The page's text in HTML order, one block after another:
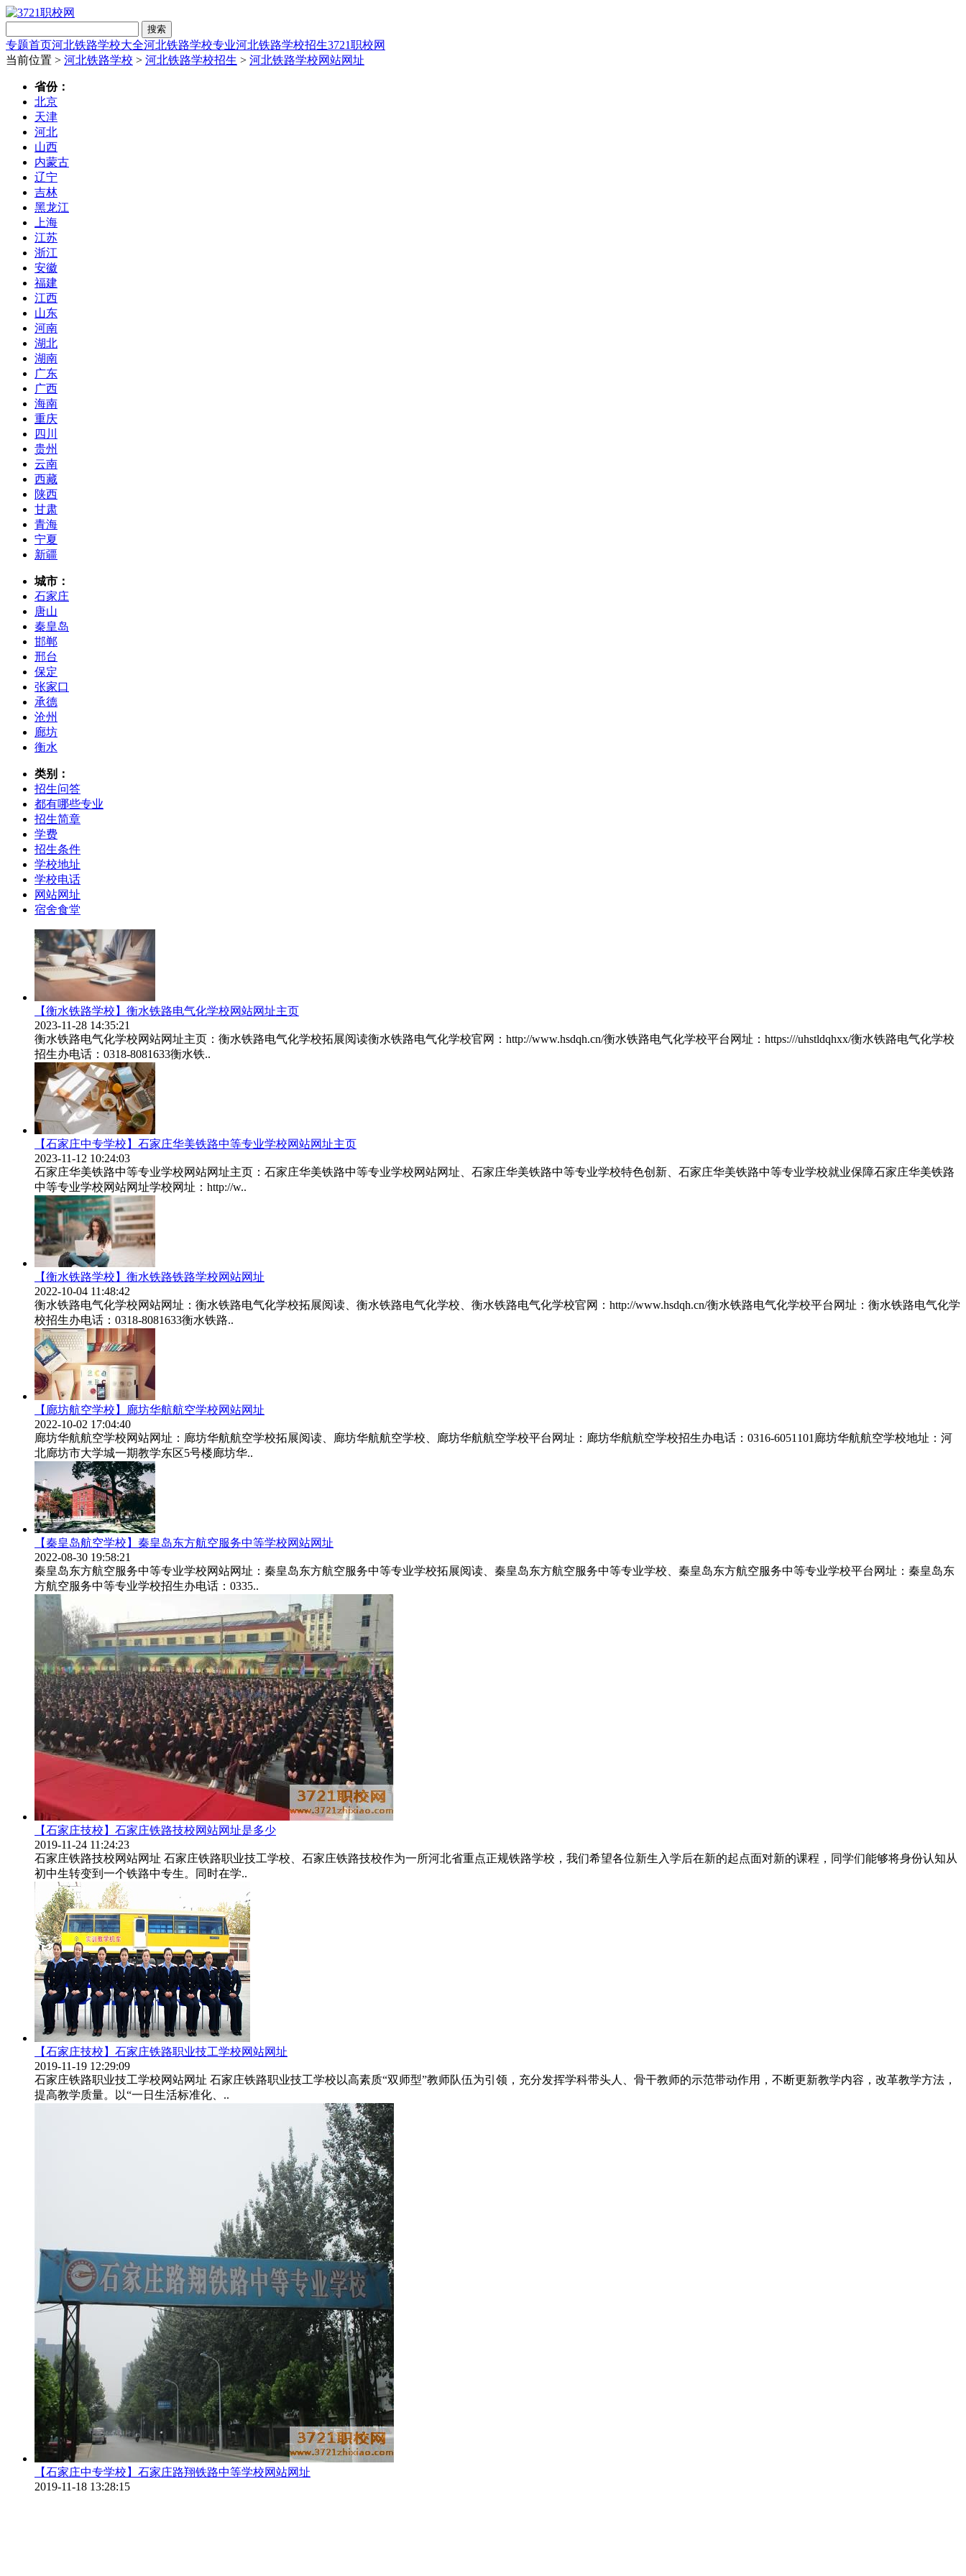
搜索
专题首页河北铁路学校大全河北铁路学校专业河北铁路学校招生3721职校网
当前位置 > 河北铁路学校 > 河北铁路学校招生 > 河北铁路学校网站网址
省份：
北京
天津
河北
山西
内蒙古
辽宁
吉林
黑龙江
上海
江苏
浙江
安徽
福建
江西
山东
河南
湖北
湖南
广东
广西
海南
重庆
四川
贵州
云南
西藏
陕西
甘肃
青海
宁夏
新疆
城市：
石家庄
唐山
秦皇岛
邯郸
邢台
保定
张家口
承德
沧州
廊坊
衡水
类别：
招生问答
都有哪些专业
招生简章
学费
招生条件
学校地址
学校电话
网站网址
宿舍食堂
【衡水铁路学校】衡水铁路电气化学校网站网址主页
2023-11-28 14:35:21
衡水铁路电气化学校网站网址主页：衡水铁路电气化学校拓展阅读衡水铁路电气化学校官网：http://www.hsdqh.cn/衡水铁路电气化学校平台网址：https:///uhstldqhxx/衡水铁路电气化学校
招生办电话：0318-8081633衡水铁..
【石家庄中专学校】石家庄华美铁路中等专业学校网站网址主页
2023-11-12 10:24:03
石家庄华美铁路中等专业学校网站网址主页：石家庄华美铁路中等专业学校网站网址、石家庄华美铁路中等专业学校特色创新、石家庄华美铁路中等专业学校就业保障石家庄华美铁路
中等专业学校网站网址学校网址：http://w..
【衡水铁路学校】衡水铁路铁路学校网站网址
2022-10-04 11:48:42
衡水铁路电气化学校网站网址：衡水铁路电气化学校拓展阅读、衡水铁路电气化学校、衡水铁路电气化学校官网：http://www.hsdqh.cn/衡水铁路电气化学校平台网址：衡水铁路电气化学
校招生办电话：0318-8081633衡水铁路..
【廊坊航空学校】廊坊华航航空学校网站网址
2022-10-02 17:04:40
廊坊华航航空学校网站网址：廊坊华航航空学校拓展阅读、廊坊华航航空学校、廊坊华航航空学校平台网址：廊坊华航航空学校招生办电话：0316-6051101廊坊华航航空学校地址：河
北廊坊市大学城一期教学东区5号楼廊坊华..
【秦皇岛航空学校】秦皇岛东方航空服务中等学校网站网址
2022-08-30 19:58:21
秦皇岛东方航空服务中等专业学校网站网址：秦皇岛东方航空服务中等专业学校拓展阅读、秦皇岛东方航空服务中等专业学校、秦皇岛东方航空服务中等专业学校平台网址：秦皇岛东
方航空服务中等专业学校招生办电话：0335..
【石家庄技校】石家庄铁路技校网站网址是多少
2019-11-24 11:24:23
石家庄铁路技校网站网址 石家庄铁路职业技工学校、石家庄铁路技校作为一所河北省重点正规铁路学校，我们希望各位新生入学后在新的起点面对新的课程，同学们能够将身份认知从
初中生转变到一个铁路中专生。同时在学..
【石家庄技校】石家庄铁路职业技工学校网站网址
2019-11-19 12:29:09
石家庄铁路职业技工学校网站网址 石家庄铁路职业技工学校以高素质“双师型”教师队伍为引领，充分发挥学科带头人、骨干教师的示范带动作用，不断更新教学内容，改革教学方法，
提高教学质量。以“一日生活标准化、..
【石家庄中专学校】石家庄路翔铁路中等学校网站网址
2019-11-18 13:28:15